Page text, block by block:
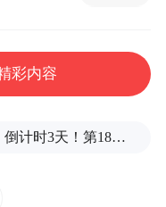
彩内容
倒计时3天！第18届影响世界华人盛典即将启幕